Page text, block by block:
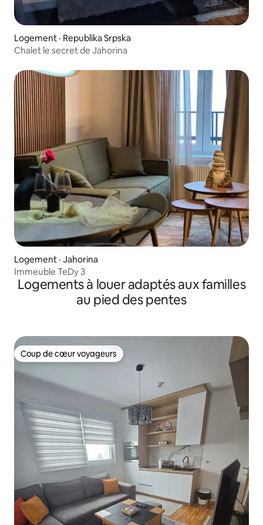
Logement · Republika Srpska
Chalet le secret de Jahorina
Logement · Jahorina
Immeuble TeDy 3
Logements à louer adaptés aux familles
au pied des pentes
Coup de cœur voyageurs
Coup de cœur voyageurs